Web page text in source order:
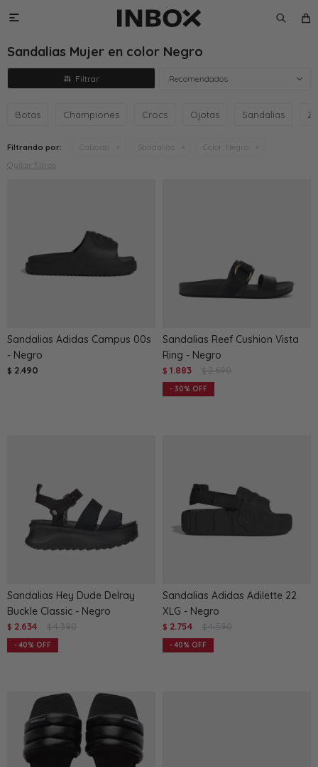

Sandalias Mujer en color Negro
Recomendados
Botas Championes Crocs Ojotas Sandalias
Filtrando por: Calzado Sandalias Color: Negro
Quitar filtros
Sandalias Adidas Campus 00s
- Negro
$ 2.490
Sandalias Reef Cushion Vista
Ring - Negro
$ 1.883 $ 2.690
30
Sandalias Hey Dude Delray
Buckle Classic - Negro
$ 2.634 $ 4.390
40
Sandalias Adidas Adilette 22
XLG - Negro
$ 2.754 $ 4.590
40